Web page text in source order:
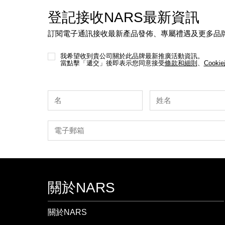
登記接收NARS最新資訊
訂閱電子通訊接收最新產品發佈、專屬禮遇及更多品
我希望收到貴公司關於此品牌最新推廣活動資訊。
當點擊「遞交」後即表示您同意接受條款和細則 、
關於NARS
關於NARS